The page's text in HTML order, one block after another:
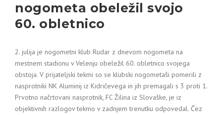
nogometa obeležil svojo
60. obletnico
2. julija je nogometni klub Rudar z dnevom nogometa na
mestnem stadionu v Velenju obeležil 60. obletnico svojega
obstoja. V prijateljski tekmi so se klubski nogometaši pomerili z
nasprotniki NK Aluminij iz Kidričevega in jih premagali s 3 proti 1.
Prvotno načrtovani nasprotnik, FC Žilina iz Slovaške, je iz
objektivnih razlogov tekmo v zadnjem trenutku odpovedal. Čez